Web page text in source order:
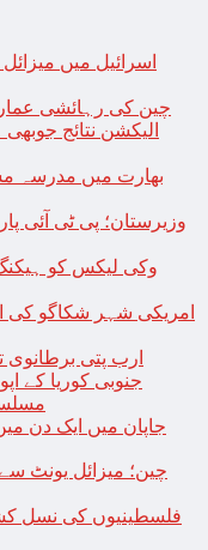
چین کی رہائشی عمارت میں
الیکشن نتائج
وزیرستان؛ پی ٹی آئی
وکی لیکس کو
امریکی شہر شکاگو کی
ارب پتی برطانوی
جنوبی کوریا کے
مسلسل 126 گھنٹوں تک
فلسطینیوں کی نسل